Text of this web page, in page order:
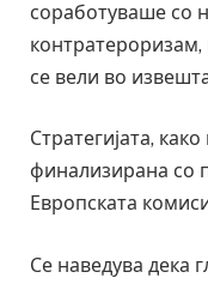
соработуваше со
контратероризам,
се вели во
Стратегијата,
финализирана со
Европската
Се наведува дека